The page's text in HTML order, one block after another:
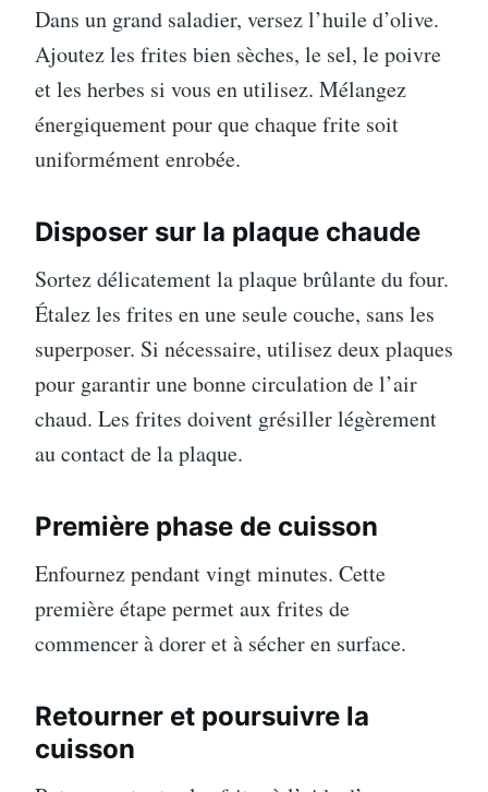
Dans un grand saladier, versez l’huile d’olive.
Ajoutez les frites bien sèches, le sel, le poivre
et les herbes si vous en utilisez. Mélangez
énergiquement pour que chaque frite soit
uniformément enrobée.
Disposer sur la plaque chaude
Sortez délicatement la plaque brûlante du four.
Étalez les frites en une seule couche, sans les
superposer. Si nécessaire, utilisez deux plaques
pour garantir une bonne circulation de l’air
chaud. Les frites doivent grésiller légèrement
au contact de la plaque.
Première phase de cuisson
Enfournez pendant vingt minutes. Cette
première étape permet aux frites de
commencer à dorer et à sécher en surface.
Retourner et poursuivre la
cuisson